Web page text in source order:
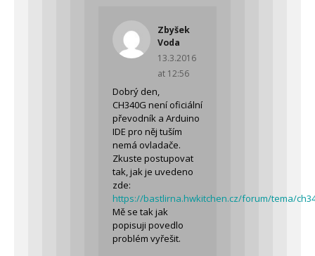
Zbyšek
Voda
13.3.2016
at 12:56
Dobrý den,
CH340G není oficiální
převodník a Arduino
IDE pro něj tuším
nemá ovladače.
Zkuste postupovat
tak, jak je uvedeno
zde:
https://bastlirna.hwkitchen.cz/forum/tema/
Mě se tak jak
popisuji povedlo
problém vyřešit.